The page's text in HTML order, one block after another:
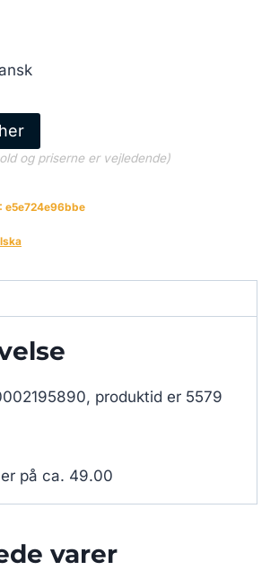
og priserne er vejledende)
e5e724e96bbe
produktid er 5579
på ca. 49.00
varer